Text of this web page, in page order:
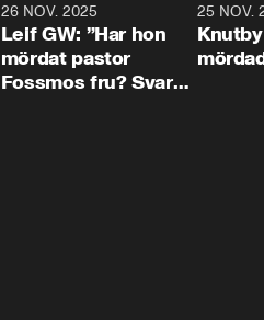
26 NOV. 2025
Leif GW: ”Har hon
mördat pastor
Fossmos fru? Svar
25 NOV.